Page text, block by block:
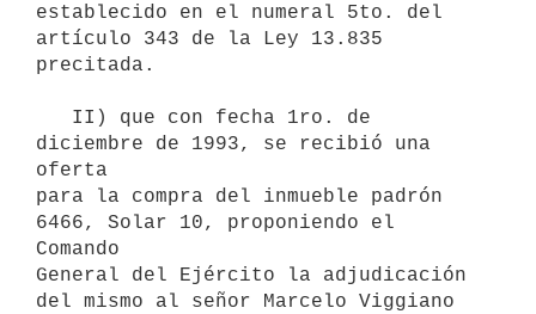
establecido en el numeral 5to. del
artículo 343 de la Ley 13.835
precitada.
diciembre de 1993, se recibió una
oferta
para la compra del inmueble padrón
6466, Solar 10, proponiendo el
Comando
General del Ejército la adjudicación
del mismo al señor Marcelo Viggiano